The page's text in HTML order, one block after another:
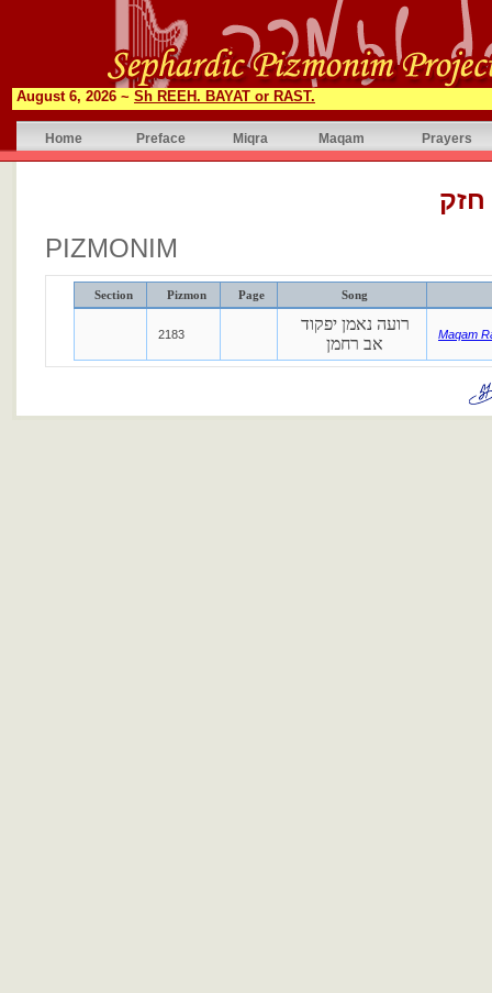
August 6, 2026 ~ Sh REEH. BAYAT or RAST.
Home Preface Miqra Maqam Prayers
PIZMONIM
Section Pizmon Page Song
2183
רועה נאמן יפקוד
אב רחמן
Maqam